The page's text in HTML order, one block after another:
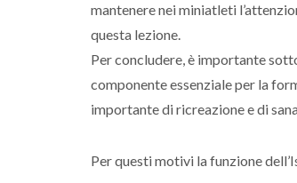
mantenere nei miniatleti
questa lezione.
Per concludere, è importante
componente essenziale per la
importante di ricreazione e di
Per questi motivi la funzione